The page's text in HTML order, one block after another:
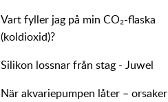
Vart fyller jag på min CO₂-flaska
(koldioxid)?
Silikon lossnar från stag - Juwel
När akvariepumpen låter – orsaker